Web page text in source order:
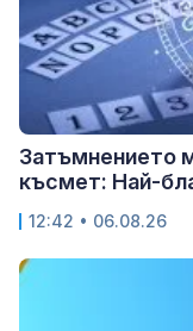
Затъмнението
късмет: Най-
12:42 • 06.08.26